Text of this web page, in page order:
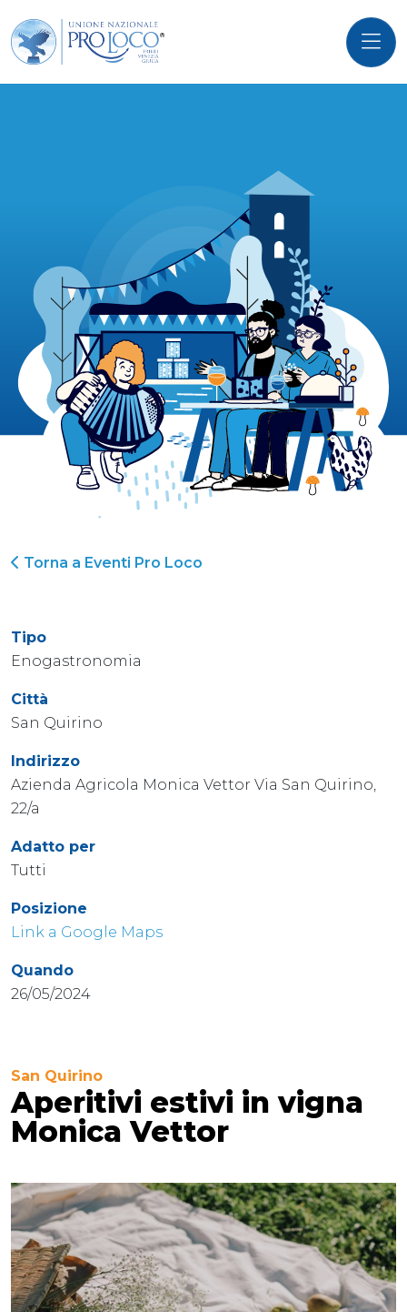
Torna a Eventi Pro Loco
Tipo
Enogastronomia
Città
San Quirino
Indirizzo
Azienda Agricola Monica Vettor Via San Quirino,
22/a
Adatto per
Tutti
Posizione
Link a Google Maps
Quando
26/05/2024
San Quirino
Aperitivi estivi in vigna
Monica Vettor